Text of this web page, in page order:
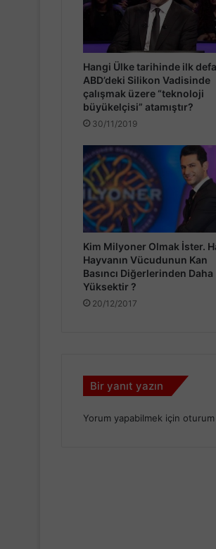
Hangi Ülke tarihinde ilk defa
ABD’deki Silikon Vadisinde
çalışmak üzere “teknoloji
büyükelçisi” atamıştır?
30/11/2019
Kim Milyoner Olmak İster.
Hayvanın Vücudunun Kan
Basıncı Diğerlerinden Daha
Yüksektir ?
20/12/2017
Bir yanıt yazın
Yorum yapabilmek için oturum